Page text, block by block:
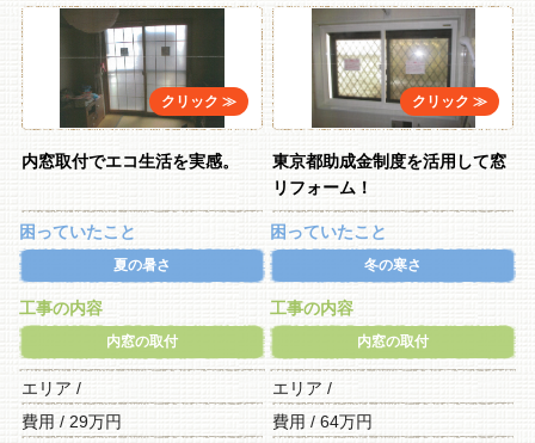
内窓取付でエコ生活を実感。
困っていたこと
夏の暑さ
工事の内容
内窓の取付
エリア /
費用 / 29万円
東京都助成金制度を活用して窓
リフォーム！
困っていたこと
冬の寒さ
工事の内容
内窓の取付
エリア /
費用 / 64万円